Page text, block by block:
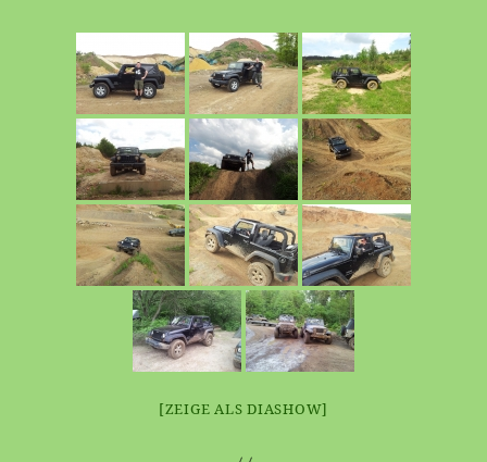
[ZEIGE ALS DIASHOW]